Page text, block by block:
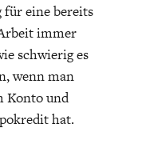
für eine bereits
immer
schwierig es
wenn man
Konto und
hat.